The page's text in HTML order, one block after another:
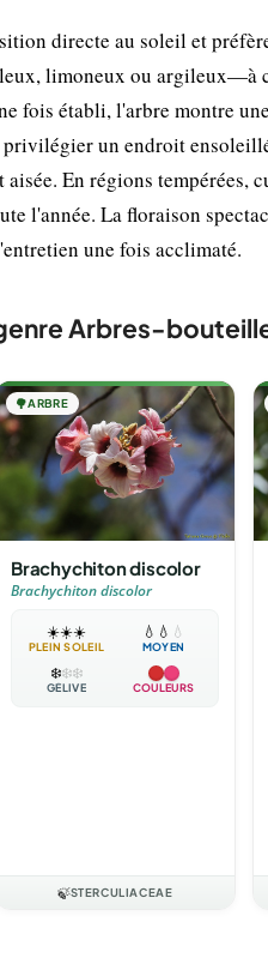
directe au soleil et
limoneux ou argileux—à
fois établi, l'arbre montre
un endroit
En régions tempérées,
l'année. La floraison
une fois acclimaté.
Arbres-
🌳ARBRE
Brachychiton discolor
Brachychiton discolor
☀️☀️☀️
PLEIN SOLEIL
💧 💧 💧
MOYEN
❄️❄️❄️
GÉLIVE COULEURS
🍃STERCULIACEAE